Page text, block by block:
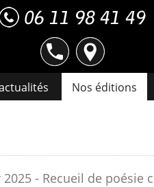
Nos éditions
- Recueil de poésie